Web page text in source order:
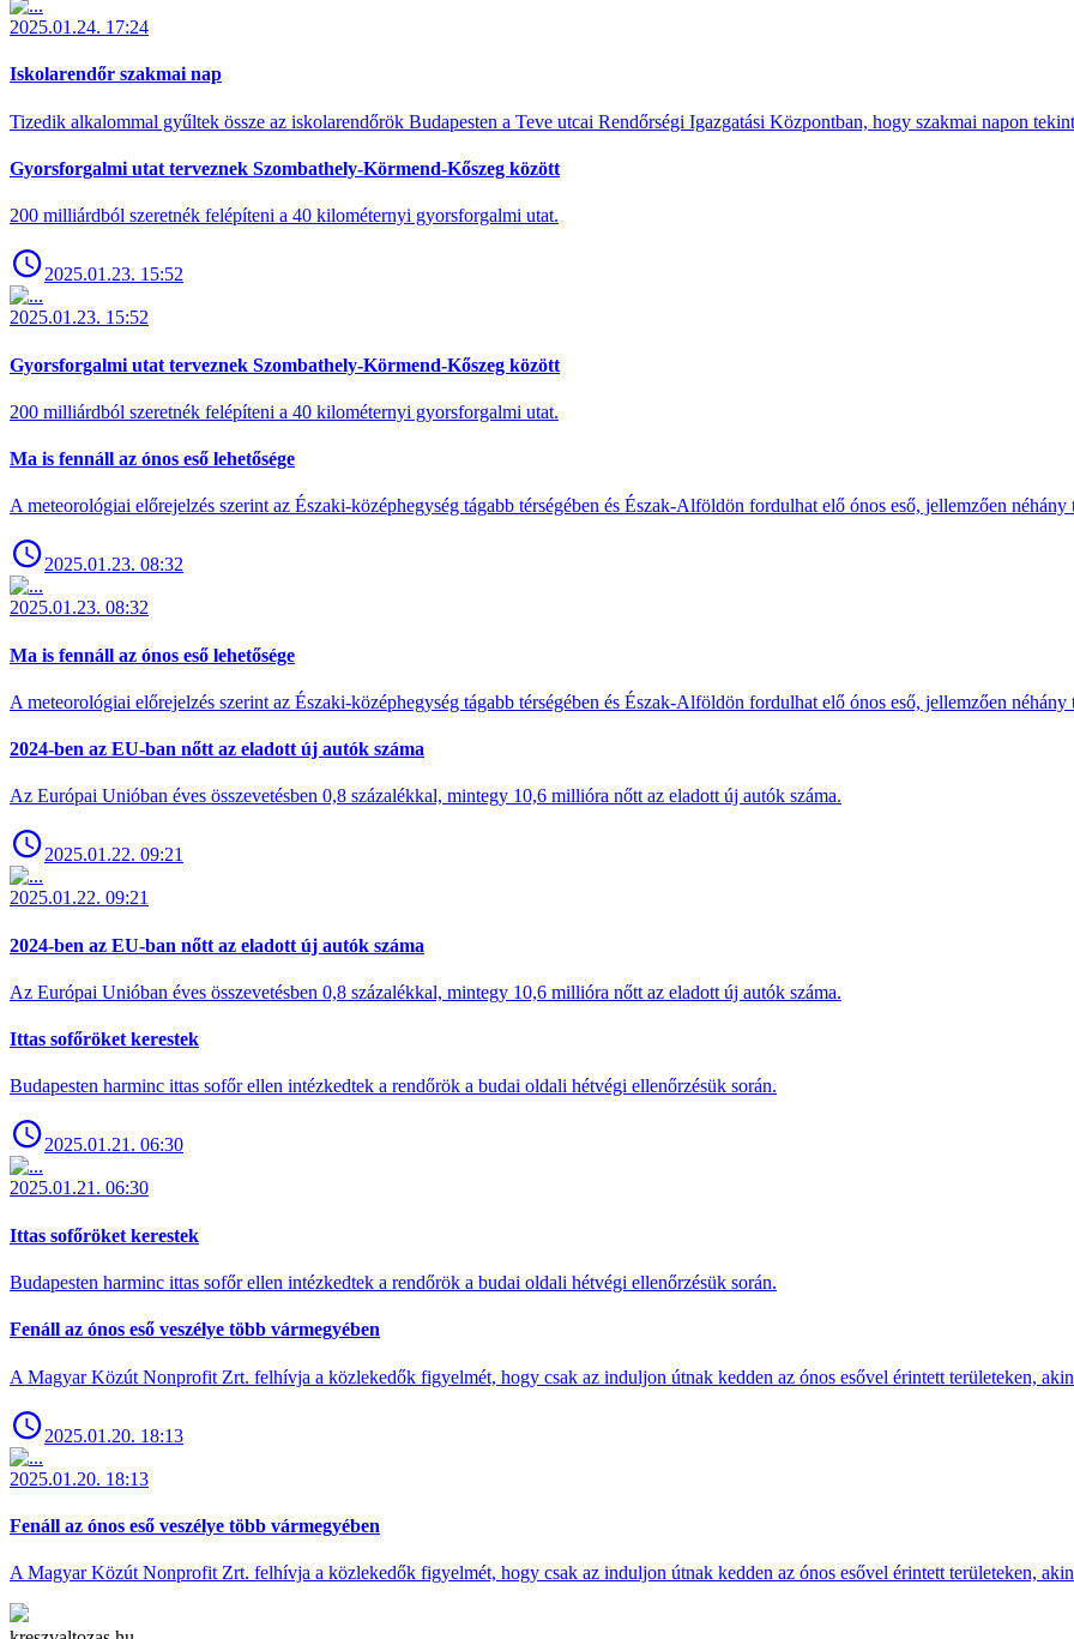
2025.01.24. 17:24
Iskolarendőr szakmai nap
Tizedik alkalommal gyűltek össze az iskolarendőrök Budapesten a Teve utcai Rendőrségi Igazgatási Központban, hogy szakmai napon
Gyorsforgalmi utat terveznek Szombathely-Körmend-Kőszeg között
200 milliárdból szeretnék felépíteni a 40 kilométernyi gyorsforgalmi utat.
2025.01.23. 15:52
2025.01.23. 15:52
Gyorsforgalmi utat terveznek Szombathely-Körmend-Kőszeg között
200 milliárdból szeretnék felépíteni a 40 kilométernyi gyorsforgalmi utat.
Ma is fennáll az ónos eső lehetősége
A meteorológiai előrejelzés szerint az Északi-középhegység tágabb térségében és Észak-Alföldön fordulhat elő ónos eső, jellemzően
2025.01.23. 08:32
2025.01.23. 08:32
Ma is fennáll az ónos eső lehetősége
A meteorológiai előrejelzés szerint az Északi-középhegység tágabb térségében és Észak-Alföldön fordulhat elő ónos eső, jellemzően
2024-ben az EU-ban nőtt az eladott új autók száma
Az Európai Unióban éves összevetésben 0,8 százalékkal, mintegy 10,6 millióra nőtt az eladott új autók száma.
2025.01.22. 09:21
2025.01.22. 09:21
2024-ben az EU-ban nőtt az eladott új autók száma
Az Európai Unióban éves összevetésben 0,8 százalékkal, mintegy 10,6 millióra nőtt az eladott új autók száma.
Ittas sofőröket kerestek
Budapesten harminc ittas sofőr ellen intézkedtek a rendőrök a budai oldali hétvégi ellenőrzésük során.
2025.01.21. 06:30
2025.01.21. 06:30
Ittas sofőröket kerestek
Budapesten harminc ittas sofőr ellen intézkedtek a rendőrök a budai oldali hétvégi ellenőrzésük során.
Fenáll az ónos eső veszélye több vármegyében
A Magyar Közút Nonprofit Zrt. felhívja a közlekedők figyelmét, hogy csak az induljon útnak kedden az ónos esővel érintett területeken,
2025.01.20. 18:13
2025.01.20. 18:13
Fenáll az ónos eső veszélye több vármegyében
A Magyar Közút Nonprofit Zrt. felhívja a közlekedők figyelmét, hogy csak az induljon útnak kedden az ónos esővel érintett területeken,